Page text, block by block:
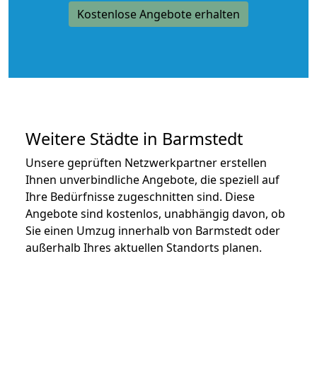
Kostenlose Angebote erhalten
Weitere Städte in Barmstedt
Unsere geprüften Netzwerkpartner erstellen
Ihnen unverbindliche Angebote, die speziell auf
Ihre Bedürfnisse zugeschnitten sind. Diese
Angebote sind kostenlos, unabhängig davon, ob
Sie einen Umzug innerhalb von Barmstedt oder
außerhalb Ihres aktuellen Standorts planen.